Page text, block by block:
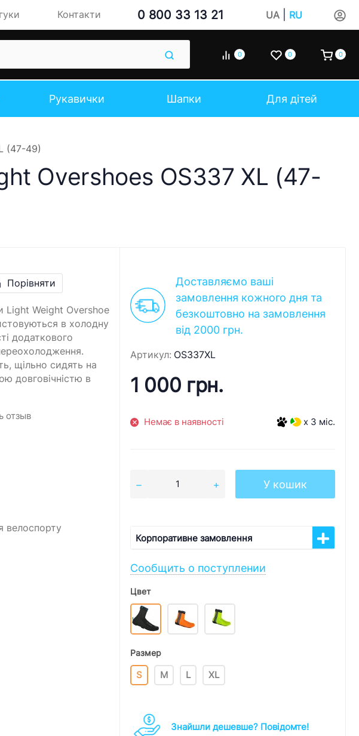
Контакти 0 800 33 13 21 UA| RU
0 0 0
Рукавички Шапки Для дітей
(47-49)
Overshoes OS337 XL (47-
Порівняти
Light Weight Overshoe
в холодну
додаткового
щільно сидять на
довговічністю в
отзыв
велоспорту
Доставляємо ваші
замовлення кожного дня та
безкоштовно на замовлення
від 2000 грн.
Артикул: OS337XL
1 000 грн.
Немає в наявності x 3 міс.
У кошик
Корпоративне замовлення
Сообщить о поступлении
Цвет
Размер
S M L XL
Знайшли дешевше? Повідомте!